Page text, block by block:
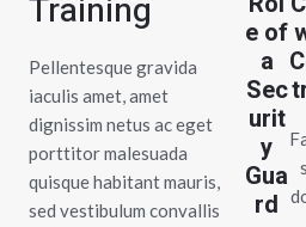
Training
Pellentesque gravida
iaculis amet, amet
dignissim netus ac eget
porttitor malesuada
quisque habitant mauris,
sed vestibulum convallis
e of
a
Sec
urit
y
Gua
rd